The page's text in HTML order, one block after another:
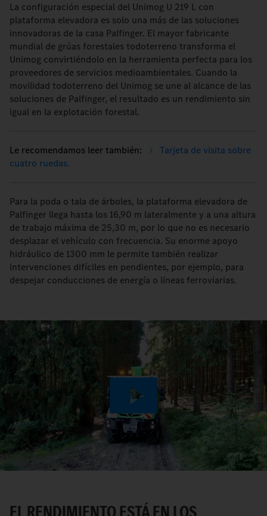
La configuración especial del Unimog U 219 L con
plataforma elevadora es solo una más de las soluciones
innovadoras de la casa Palfinger. El mayor fabricante
mundial de grúas forestales todoterreno transforma el
Unimog convirtiéndolo en la herramienta perfecta para los
proveedores de servicios medioambientales. Cuando la
movilidad todoterreno del Unimog se une al alcance de las
soluciones de Palfinger, el resultado es un rendimiento sin
igual en la explotación forestal.
Tarjeta de visita sobre
cuatro ruedas.
Para la poda o tala de árboles, la plataforma elevadora de
Palfinger llega hasta los 16,90 m lateralmente y a una altura
de trabajo máxima de 25,30 m, por lo que no es necesario
desplazar el vehículo con frecuencia. Su enorme apoyo
hidráulico de 1300 mm le permite también realizar
intervenciones difíciles en pendientes, por ejemplo, para
despejar conducciones de energía o líneas ferroviarias.
Play
Video